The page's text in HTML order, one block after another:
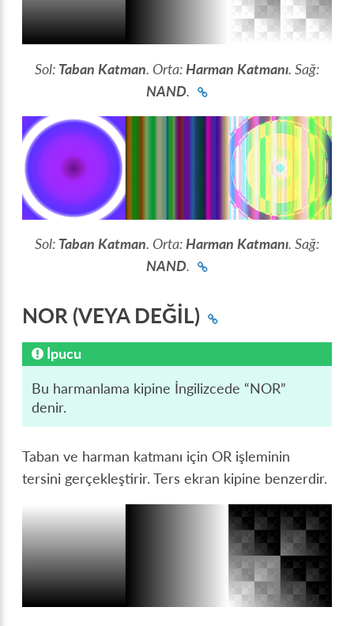
Sol: Taban Katman. Orta: Harman Katmanı. Sağ:
NAND.
Sol: Taban Katman. Orta:Harman Katmanı. Sağ:
NAND.
NOR (VEYA DEĞİL)
İpucu
Bu harmanlama kipine İngilizcede “NOR”
denir.
Taban ve harman katmanı için OR işleminin
tersini gerçekleştirir. Ters ekran kipine benzerdir.